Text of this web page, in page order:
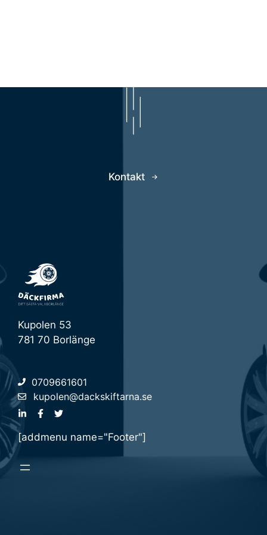
Kontakt
Kupolen 53
781 70 Borlänge
0709661601
kupolen@dackskiftarna.se
[addmenu name="Footer"]